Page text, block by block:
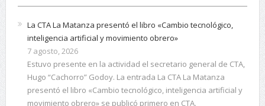
La CTA La Matanza presentó el libro «Cambio tecnológico,
inteligencia artificial y movimiento obrero»
7 agosto, 2026
Estuvo presente en la actividad el secretario general de CTA,
Hugo “Cachorro” Godoy. La entrada La CTA La Matanza
presentó el libro «Cambio tecnológico, inteligencia artificial y
movimiento obrero» se publicó primero en CTA.